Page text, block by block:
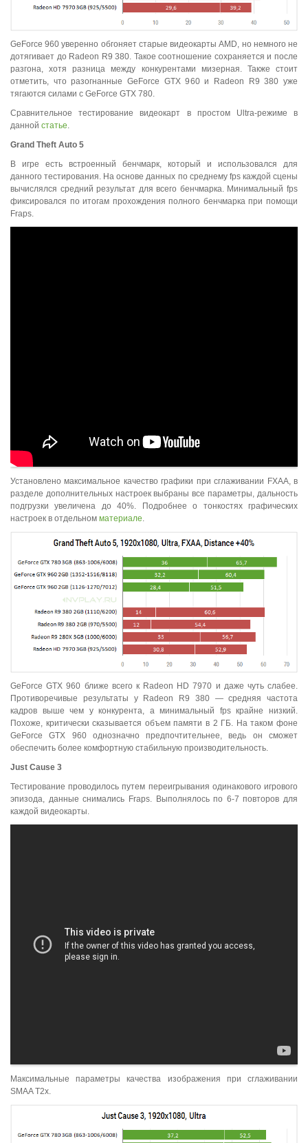
GeForce 960 уверенно обгоняет старые видеокарты AMD, но немного не
дотягивает до Radeon R9 380. Такое соотношение сохраняется и после
разгона, хотя разница между конкурентами мизерная. Также стоит
отметить, что разогнанные GeForce GTX 960 и Radeon R9 380 уже
тягаются силами с GeForce GTX 780.
Сравнительное тестирование видеокарт в простом Ultra-режиме в
данной статье.
Grand Theft Auto 5
В игре есть встроенный бенчмарк, который и использовался для
данного тестирования. На основе данных по среднему fps каждой сцены
вычислялся средний результат для всего бенчмарка. Минимальный fps
фиксировался по итогам прохождения полного бенчмарка при помощи
Fraps.
Установлено максимальное качество графики при сглаживании FXAA, в
разделе дополнительных настроек выбраны все параметры, дальность
подгрузки увеличена до 40%. Подробнее о тонкостях графических
настроек в отдельном материале.
GeForce GTX 960 ближе всего к Radeon HD 7970 и даже чуть слабее.
Противоречивые результаты у Radeon R9 380 — средняя частота
кадров выше чем у конкурента, а минимальный fps крайне низкий.
Похоже, критически сказывается объем памяти в 2 ГБ. На таком фоне
GeForce GTX 960 однозначно предпочтительнее, ведь он сможет
обеспечить более комфортную стабильную производительность.
Just Cause 3
Тестирование проводилось путем переигрывания одинакового игрового
эпизода, данные снимались Fraps. Выполнялось по 6-7 повторов для
каждой видеокарты.
Максимальные параметры качества изображения при сглаживании
SMAA T2x.